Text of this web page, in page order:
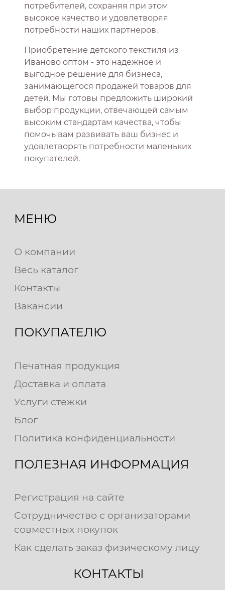
потребителей, сохраняя при этом
высокое качество и удовлетворяя
потребности наших партнеров.
Приобретение детского текстиля из
Иваново оптом - это надежное и
выгодное решение для бизнеса,
занимающегося продажей товаров для
детей. Мы готовы предложить широкий
выбор продукции, отвечающей самым
высоким стандартам качества, чтобы
помочь вам развивать ваш бизнес и
удовлетворять потребности маленьких
покупателей.
МЕНЮ
О компании
Весь каталог
Контакты
Вакансии
ПОКУПАТЕЛЮ
Печатная продукция
Доставка и оплата
Услуги стежки
Блог
Политика конфиденциальности
ПОЛЕЗНАЯ ИНФОРМАЦИЯ
Регистрация на сайте
Сотрудничество с организаторами
совместных покупок
Как сделать заказ физическому лицу
КОНТАКТЫ